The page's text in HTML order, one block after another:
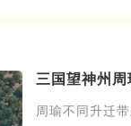
三国望神州
周瑜不同升迁